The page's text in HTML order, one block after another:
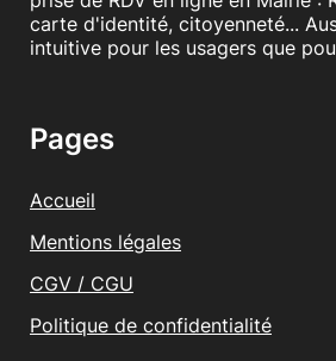
carte d'identité, citoyenneté...
intuitive pour les usagers que
Pages
Accueil
Mentions légales
CGV / CGU
Politique de confidentialité